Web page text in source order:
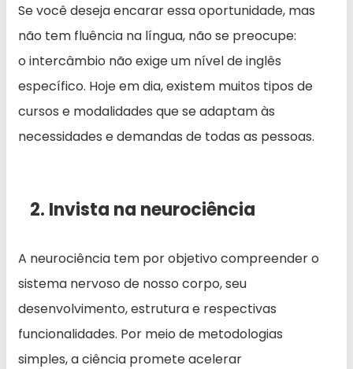
Se você deseja encarar essa oportunidade, mas
não tem fluência na língua, não se preocupe:
o intercâmbio não exige um nível de inglês
específico. Hoje em dia, existem muitos tipos de
cursos e modalidades que se adaptam às
necessidades e demandas de todas as pessoas.
2. Invista na neurociência
A neurociência tem por objetivo compreender o
sistema nervoso de nosso corpo, seu
desenvolvimento, estrutura e respectivas
funcionalidades. Por meio de metodologias
simples, a ciência promete acelerar